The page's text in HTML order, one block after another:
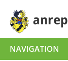
NAVIGATION